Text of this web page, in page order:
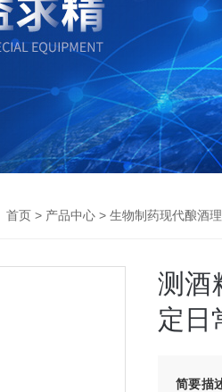
首页 > 产品中心 > 生物制药现代酿酒
测酒
定日
简要描